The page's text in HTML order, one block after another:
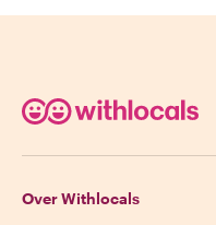
Over Withlocals